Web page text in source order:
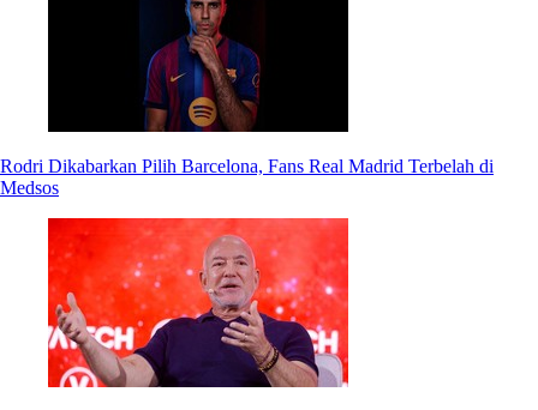
Rodri Dikabarkan Pilih Barcelona, Fans Real Madrid Terbelah di
Medsos